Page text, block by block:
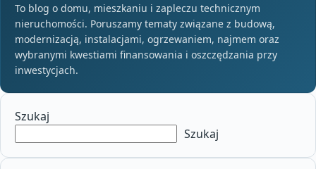
To blog o domu, mieszkaniu i zapleczu technicznym
nieruchomości. Poruszamy tematy związane z budową,
modernizacją, instalacjami, ogrzewaniem, najmem oraz
wybranymi kwestiami finansowania i oszczędzania przy
inwestycjach.
Szukaj
Szukaj